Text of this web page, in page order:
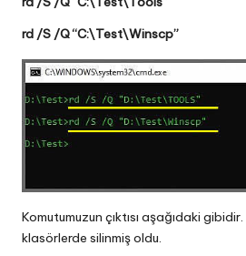
rd /S /Q “C:\Test\Winscp”
Komutumuzun çıktısı aşağıdaki
klasörlerde silinmiş oldu.